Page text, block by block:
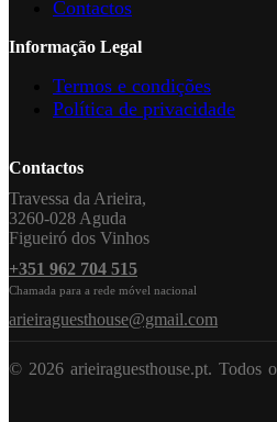
Contactos
Informação Legal
Termos e condições
Política de privacidade
Contactos
Travessa da Arieira,
3260-028 Aguda
Figueiró dos Vinhos
+351 962 704 515
Chamada para a rede móvel nacional
arieiraguesthouse@gmail.com
© 2026 arieiraguesthouse.pt. Todos